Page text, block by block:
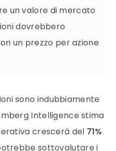
un valore di mercato
dovrebbero
un prezzo per azione
sono indubbiamente
Intelligence stima
crescerà del 71%
sottovalutare i